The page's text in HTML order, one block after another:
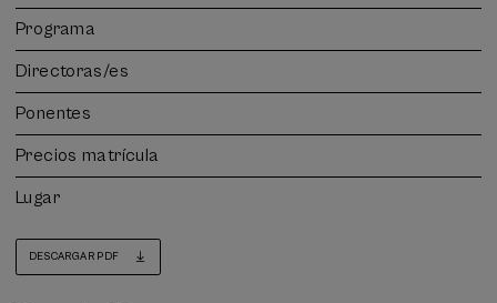
Programa
Directoras/es
Ponentes
Precios matrícula
Lugar
DESCARGAR PDF